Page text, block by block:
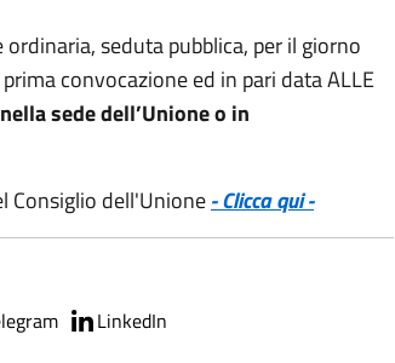
seduta pubblica, per il giorno
convocazione ed in pari data ALLE
nella sede dell’Unione o in
Consiglio dell'Unione- Clicca qui -
LinkedIn